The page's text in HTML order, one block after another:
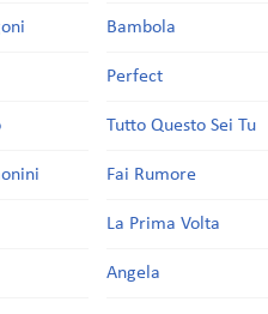
Bambola
Perfect
Tutto Questo Sei Tu
Fai Rumore
La Prima Volta
Angela